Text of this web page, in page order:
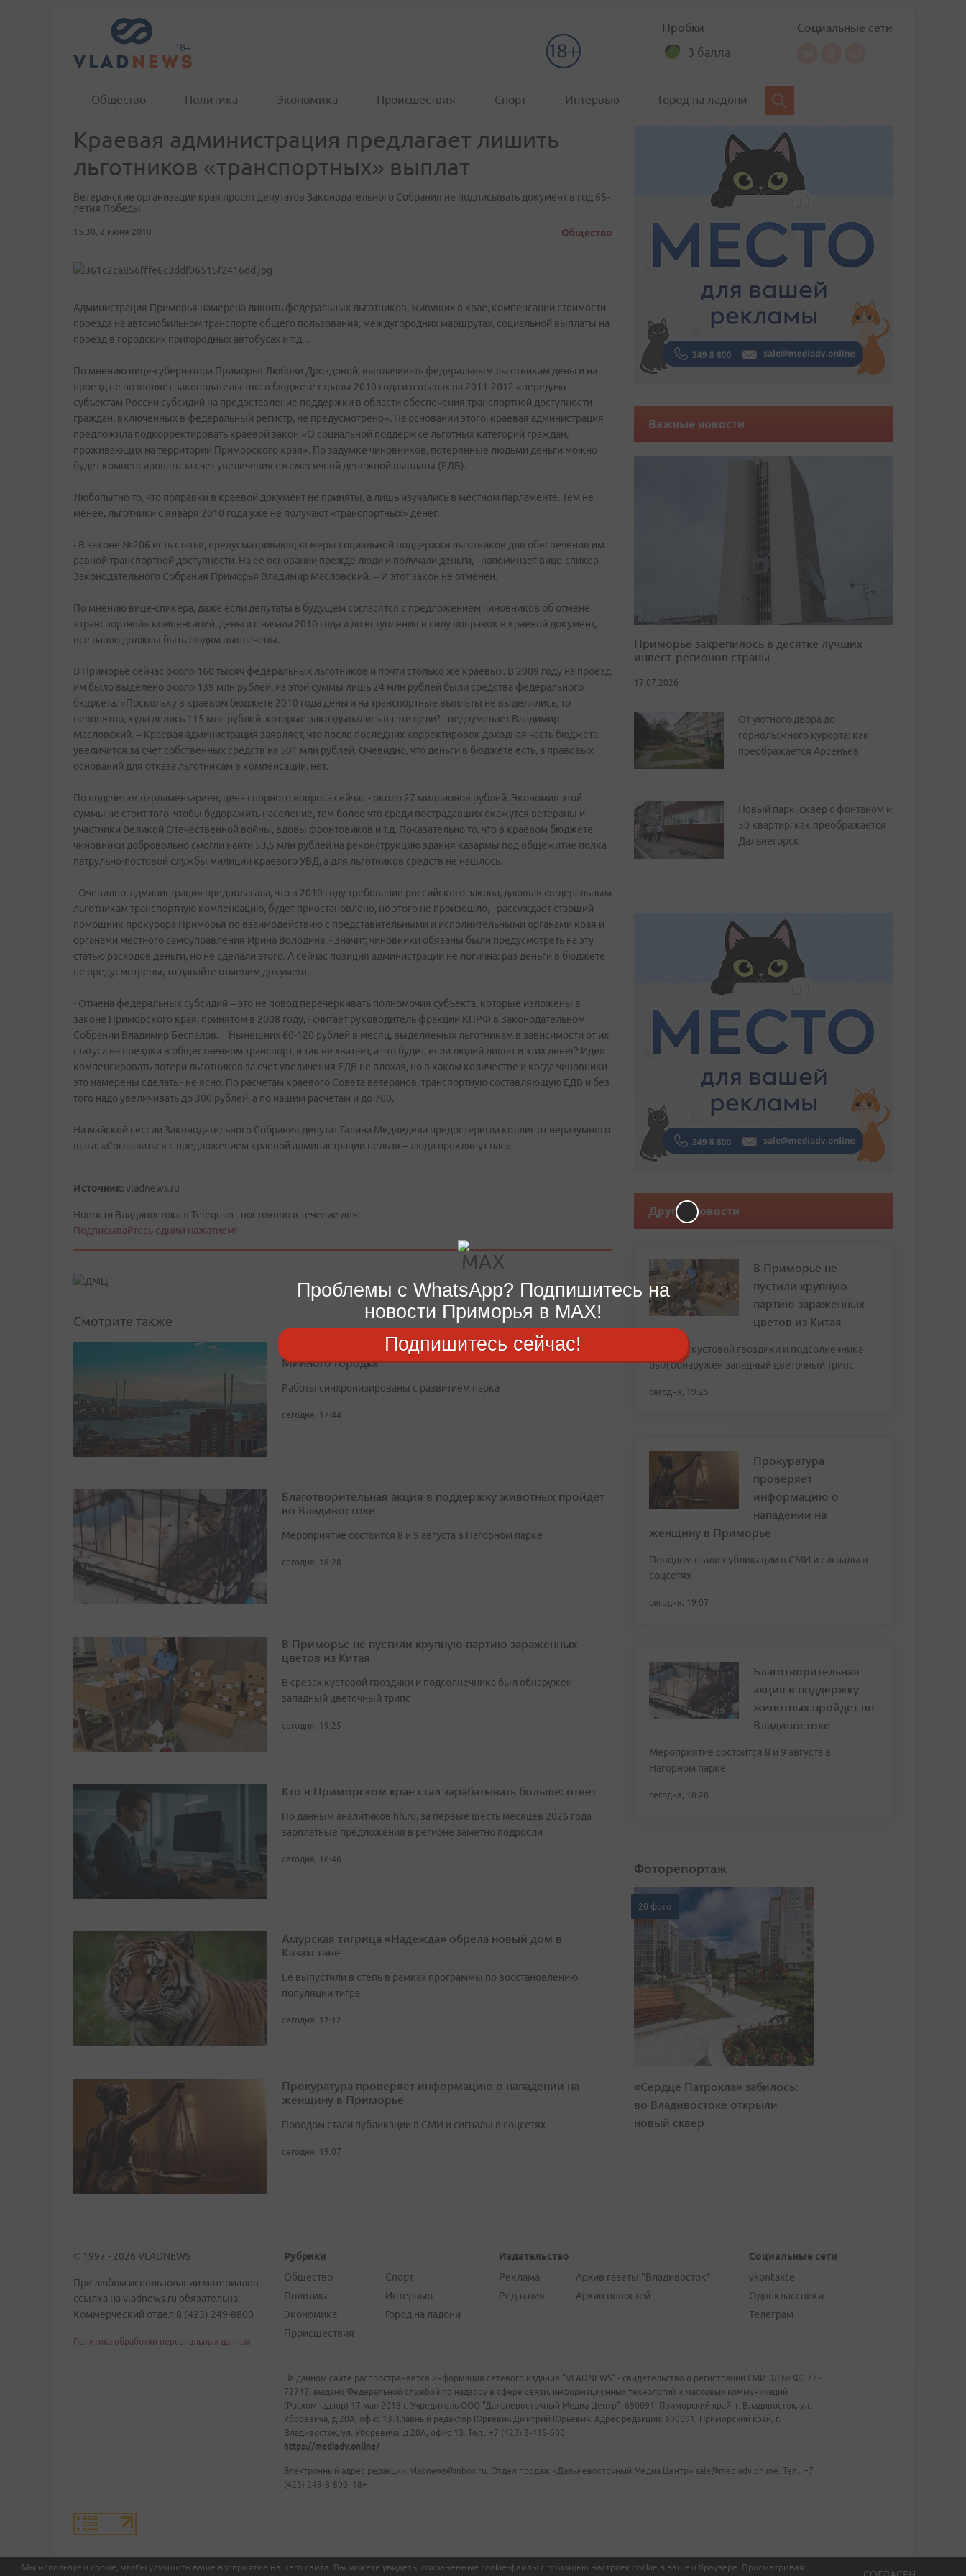
Мы используем cookie, чтобы улучшить ваше восприятие нашего сайта. Вы можете увидеть, сохраненные cookie-файлы с помощью настроек cookie в вашем браузере. Просматривая
Пробки
3 балла
Социальные сети
Общество Политика Экономика Происшествия Спорт Интервью Город на ладони
Краевая администрация предлагает лишить
льготников «транспортных» выплат
Ветеранские организации края просят депутатов Законодательного Собрания не подписывать документ в год 65-
летия Победы
15:30, 2 июня 2010 Общество
Администрация Приморья намерена лишить федеральных льготников, живущих в крае, компенсации стоимости
проезда на автомобильном транспорте общего пользования, междугородних маршрутах, социальной выплаты на
проезд в городских пригородных автобусах и т.д. .
По мнению вице-губернатора Приморья Любови Дроздовой, выплачивать федеральным льготникам деньги на
проезд не позволяет законодательство: в бюджете страны 2010 года и в планах на 2011-2012 «передача
субъектам России субсидий на предоставление поддержки в области обеспечения транспортной доступности
граждан, включенных в федеральный регистр, не предусмотрено». На основании этого, краевая администрация
предложила подкорректировать краевой закон «О социальной поддержке льготных категорий граждан,
проживающих на территории Приморского края». По задумке чиновников, потерянные людьми деньги можно
будет компенсировать за счет увеличения ежемесячной денежной выплаты (ЕДВ).
Любопытно то, что поправки в краевой документ не приняты, а лишь изучались в местном парламенте. Тем не
менее, льготники с января 2010 года уже не получают «транспортных» денег.
- В законе №206 есть статья, предусматривающая меры социальной поддержки льготников для обеспечения им
равной транспортной доступности. На ее основании прежде люди и получали деньги, - напоминает вице-спикер
Законодательного Собрания Приморья Владимир Масловский. – И этот закон не отменен.
По мнению вице-спикера, даже если депутаты в будущем согласятся с предложением чиновников об отмене
«транспортной» компенсаций, деньги с начала 2010 года и до вступления в силу поправок в краевой документ,
все равно должны быть людям выплачены.
В Приморье сейчас около 160 тысяч федеральных льготников и почти столько же краевых. В 2009 году на проезд
им было выделено около 139 млн рублей, из этой суммы лишь 24 млн рублей были средства федерального
бюджета. «Поскольку в краевом бюджете 2010 года деньги на транспортные выплаты не выделялись, то
непонятно, куда делись 115 млн рублей, которые закладывались на эти цели? - недоумевает Владимир
Масловский. – Краевая администрация заявляет, что после последних корректировок доходная часть бюджета
увеличится за счет собственных средств на 501 млн рублей. Очевидно, что деньги в бюджете есть, а правовых
оснований для отказа льготникам в компенсации, нет.
По подсчетам парламентариев, цена спорного вопроса сейчас - около 27 миллионов рублей. Экономия этой
суммы не стоит того, чтобы будоражить население, тем более что среди пострадавших окажутся ветераны и
участники Великой Отечественной войны, вдовы фронтовиков и т.д. Показательно то, что в краевом бюджете
чиновники добровольно смогли найти 53,5 млн рублей на реконструкцию здания казармы под общежитие полка
патрульно-постовой службы милиции краевого УВД, а для льготников средств не нашлось.
- Очевидно, администрация предполагала, что в 2010 году требование российского закона, дающая федеральным
льготникам транспортную компенсацию, будет приостановлено, но этого не произошло, - рассуждает старший
помощник прокурора Приморья по взаимодействию с представительными и исполнительными органами края и
органами местного самоуправления Ирина Володина. - Значит, чиновники обязаны были предусмотреть на эту
статью расходов деньги, но не сделали этого. А сейчас позиция администрации не логична: раз деньги в бюджете
не предусмотрены, то давайте отменим документ.
- Отмена федеральных субсидий – это не повод перечеркивать полномочия субъекта, которые изложены в
законе Приморского края, принятом в 2008 году, - считает руководитель фракции КПРФ в Законодательном
Собрании Владимир Беспалов. – Нынешних 60-120 рублей в месяц, выделяемых льготникам в зависимости от их
статуса на поездки в общественном транспорт, и так не хватает, а что будет, если людей лишат и этих денег? Идея
компенсировать потери льготников за счет увеличения ЕДВ не плохая, но в каком количестве и когда чиновники
это намерены сделать - не ясно. По расчетам краевого Совета ветеранов, транспортную составляющую ЕДВ и без
того надо увеличивать до 300 рублей, а по нашим расчетам и до 700.
На майской сессии Законодательного Собрания депутат Галина Медведева предостерегла коллег от неразумного
шага: «Соглашаться с предложением краевой администрации нельзя – люди проклянут нас».
Источник:vladnews.ru
Новости Владивостока в Telegram - постоянно в течение дня.
Подписывайтесь одним нажатием!
Смотрите также
Дорогу и тротуары благоустраивают рядом с парком
Минного городка
Работы синхронизированы с развитием парка
сегодня, 17:44
Благотворительная акция в поддержку животных пройдет
во Владивостоке
Мероприятие состоится 8 и 9 августа в Нагорном парке
сегодня, 18:28
В Приморье не пустили крупную партию зараженных
цветов из Китая
В срезах кустовой гвоздики и подсолнечника был обнаружен
западный цветочный трипс
сегодня, 19:25
Кто в Приморском крае стал зарабатывать больше: ответ
По данным аналитиков hh.ru, за первые шесть месяцев 2026 года
зарплатные предложения в регионе заметно подросли
сегодня, 16:46
Амурская тигрица «Надежда» обрела новый дом в
Казахстане
Ее выпустили в степь в рамках программы по восстановлению
популяции тигра
сегодня, 17:12
Прокуратура проверяет информацию о нападении на
женщину в Приморье
Поводом стали публикации в СМИ и сигналы в соцсетях
сегодня, 19:07
Важные новости
Приморье закрепилось в десятке лучших
инвест-регионов страны
17.07.2026
От уютного двора до
горнолыжного курорта: как
преображается Арсеньев
Новый парк, сквер с фонтаном и
50 квартир: как преображается
Дальнегорск
Другие новости
В Приморье не
пустили крупную
партию зараженных
цветов из Китая
В срезах кустовой гвоздики и подсолнечника
был обнаружен западный цветочный трипс
сегодня, 19:25
Прокуратура
проверяет
информацию о
нападении на
женщину в Приморье
Поводом стали публикации в СМИ и сигналы в
соцсетях
сегодня, 19:07
Благотворительная
акция в поддержку
животных пройдет во
Владивостоке
Мероприятие состоится 8 и 9 августа в
Нагорном парке
сегодня, 18:28
Фоторепортаж
20 фото
«Сердце Патрокла» забилось:
во Владивостоке открыли
новый сквер
© 1997 - 2026 VLADNEWS
При любом использовании материалов
ссылка на vladnews.ru обязательна.
Коммерческий отдел 8 (423) 249-8800
Политика обработки персональных данных
Рубрики
Общество
Политика
Экономика
Происшествия
Спорт
Интервью
Город на ладони
Издательство
Реклама
Редакция
Архив газеты "Владивосток"
Архив новостей
Социальные сети
vkontakte
Одноклассники
Телеграм
На данном сайте распространяется информация сетевого издания "VLADNEWS" - свидетельство о регистрации СМИ ЭЛ № ФС 77 -
72742, выдано Федеральной службой по надзору в сфере связи, информационных технологий и массовых коммуникаций
(Роскомнадзор) 17 мая 2018 г. Учредитель ООО "Дальневосточный Медиа Центр". 690091, Приморский край, г. Владивосток, ул.
Уборевича, д.20А, офис 13. Главный редактор Юркевич Дмитрий Юрьевич. Адрес редакции: 690091, Приморский край, г.
Владивосток, ул. Уборевича, д.20А, офис 13. Тел.: +7 (423) 2-415-600.
https://mediadv.online/
Электронный адрес редакции: vladnews@inbox.ru. Отдел продаж «Дальневосточный Медиа Центр» sale@mediadv.online. Тел.: +7
(423) 249-8-800. 18+
Проблемы с WhatsApp? Подпишитесь на
новости Приморья в MAX!
Подпишитесь сейчас!